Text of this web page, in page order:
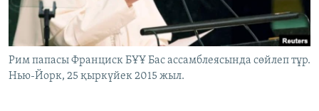
ЖАЗЫЛЫҢЫЗ
Басқа тілдерде
Рим папасы Франциск БҰҰ Бас ассамблеясында сөйлеп тұр.
Нью-Йорк, 25 қыркүйек 2015 жыл.